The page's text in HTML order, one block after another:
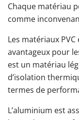
Chaque matériau
comme
Les matériaux
avantageux pour
est un matériau
d’isolation
termes de
L’aluminium est